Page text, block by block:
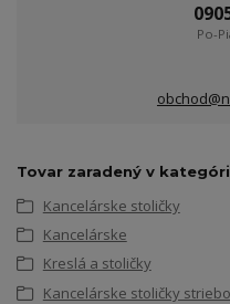
Po-
Tovar zaradený v
Kancelárske stoličky
Kancelárske
Kreslá a stoličky
Kancelárske stoličky